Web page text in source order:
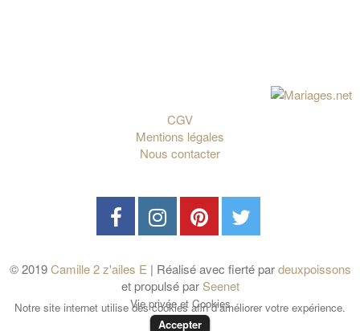
CGV
Mentions légales
Nous contacter
© 2019Camille 2 z'ailes E | Réalisé avec fierté pardeuxpoissons
et propulsé par Seenet
Notre site internet utilise des cookies afin d'améliorer votre expérience.
Accepter
Vie privée et Cookies